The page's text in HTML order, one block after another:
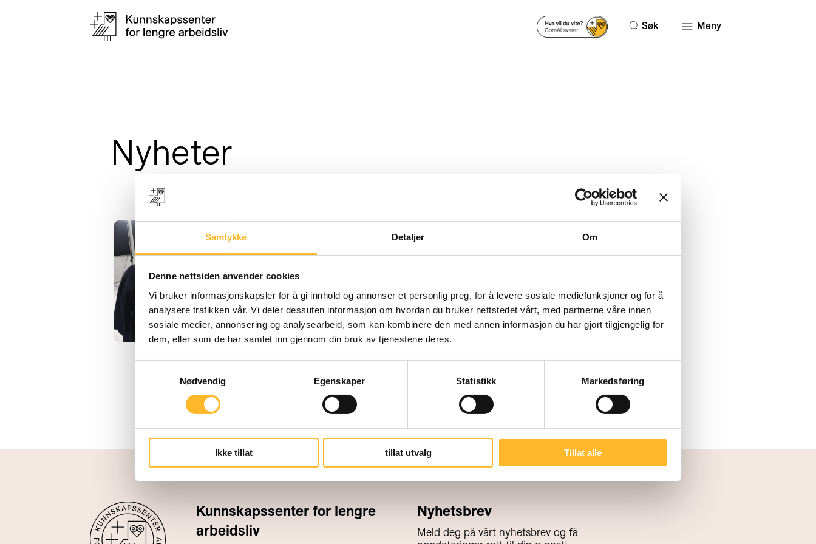
Samtykke Detaljer Om
Denne nettsiden anvender cookies
Vi bruker informasjonskapsler for å gi innhold og annonser et personlig preg, for å levere sosiale mediefunksjoner og for å
analysere trafikken vår. Vi deler dessuten informasjon om hvordan du bruker nettstedet vårt, med partnerne våre innen
sosiale medier, annonsering og analysearbeid, som kan kombinere den med annen informasjon du har gjort tilgjengelig for
dem, eller som de har samlet inn gjennom din bruk av tjenestene deres.
Nødvendig
Egenskaper Statistikk Markedsføring
Ikke tillat tillat utvalg Tillat alle
Søk Meny
Nyheter
strategi, hvordan de 15 neste arbeidsårene kan bli
#de15beste, pensjon og jobbsøk. Og allerede nå kan du
planlegge at vi kommer til deg i høst!
Kunnskapssenter for lengre
arbeidsliv
Nyhetsbrev
Meld deg på vårt nyhetsbrev og få